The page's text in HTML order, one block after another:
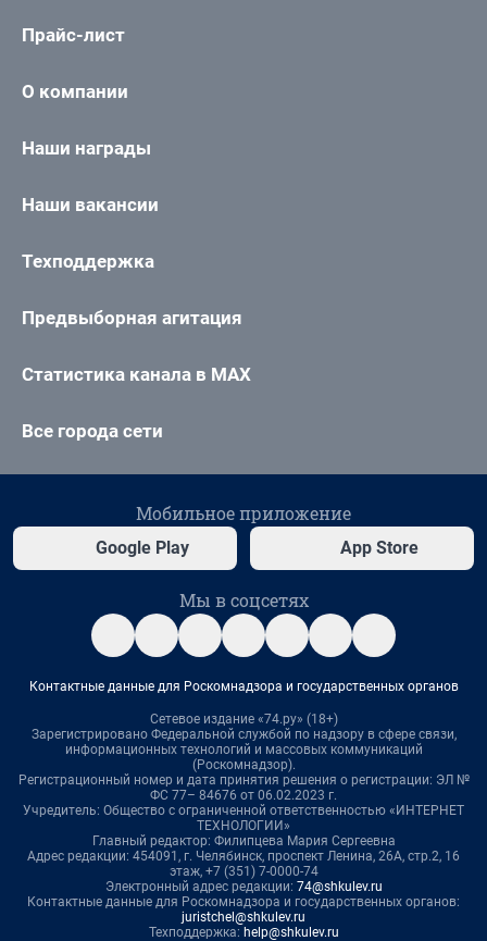
Прайс-лист
О компании
Наши награды
Наши вакансии
Техподдержка
Предвыборная агитация
Статистика канала в MAX
Все города сети
Мобильное приложение
Google Play App Store
Мы в соцсетях
Контактные данные для Роскомнадзора и государственных органов
Сетевое издание «74.ру» (18+)
Зарегистрировано Федеральной службой по надзору в сфере связи,
информационных технологий и массовых коммуникаций
(Роскомнадзор).
Регистрационный номер и дата принятия решения о регистрации: ЭЛ №
ФС 77– 84676 от 06.02.2023 г.
Учредитель: Общество с ограниченной ответственностью «ИНТЕРНЕТ
ТЕХНОЛОГИИ»
Главный редактор: Филипцева Мария Сергеевна
Адрес редакции: 454091, г. Челябинск, проспект Ленина, 26А, стр.2, 16
этаж, +7 (351) 7-0000-74
Электронный адрес редакции: 74@shkulev.ru
Контактные данные для Роскомнадзора и государственных органов:
juristchel@shkulev.ru
Техподдержка: help@shkulev.ru